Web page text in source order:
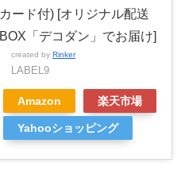
カード付) [オリジナル配送
BOX「デコダン」でお届け]
created by Rinker
LABEL9
Amazon 楽天市場
Yahooショッピング